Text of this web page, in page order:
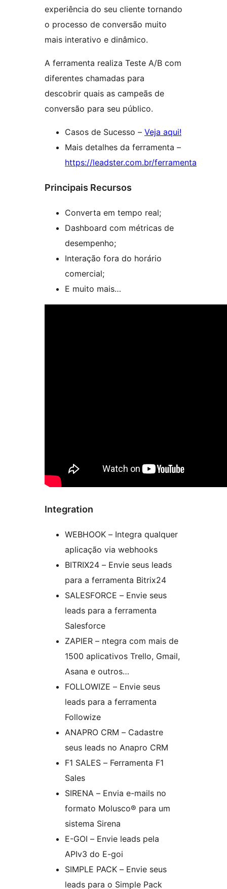
experiência do seu cliente tornando
o processo de conversão muito
mais interativo e dinâmico.
A ferramenta realiza Teste A/B com
diferentes chamadas para
descobrir quais as campeãs de
conversão para seu público.
Casos de Sucesso – Veja aqui!
Mais detalhes da ferramenta –
https://leadster.com.br/ferramenta
Principais Recursos
Converta em tempo real;
Dashboard com métricas de
desempenho;
Interação fora do horário
comercial;
E muito mais…
Integration
WEBHOOK – Integra qualquer
aplicação via webhooks
BITRIX24 – Envie seus leads
para a ferramenta Bitrix24
SALESFORCE – Envie seus
leads para a ferramenta
Salesforce
ZAPIER – ntegra com mais de
1500 aplicativos Trello, Gmail,
Asana e outros…
FOLLOWIZE – Envie seus
leads para a ferramenta
Followize
ANAPRO CRM – Cadastre
seus leads no Anapro CRM
F1 SALES – Ferramenta F1
Sales
SIRENA – Envia e-mails no
formato Molusco® para um
sistema Sirena
E-GOI – Envie leads pela
APIv3 do E-goi
SIMPLE PACK – Envie seus
leads para o Simple Pack